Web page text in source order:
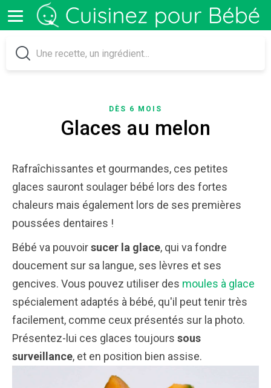
DÈS 6 MOIS
Glaces au melon
Rafraîchissantes et gourmandes, ces petites
glaces sauront soulager bébé lors des fortes
chaleurs mais également lors de ses premières
poussées dentaires !
Bébé va pouvoirsucer la glace, qui va fondre
doucement sur sa langue, ses lèvres et ses
gencives. Vous pouvez utiliser des moules à glace
spécialement adaptés à bébé, qu'il peut tenir très
facilement, comme ceux présentés sur la photo.
Présentez-lui ces glaces toujours sous
surveillance, et en position bien assise.